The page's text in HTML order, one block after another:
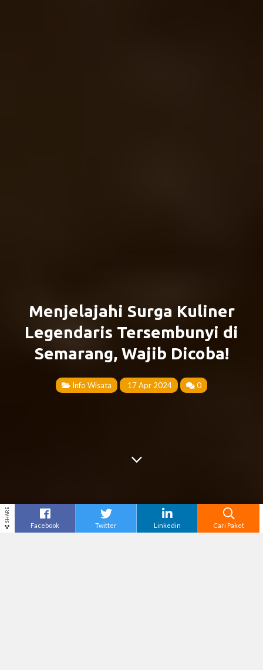
SHARE
Facebook Twitter Linkedin Cari Paket
Menjelajahi Surga Kuliner
Legendaris Tersembunyi di
Semarang, Wajib Dicoba!
Info Wisata 17 Apr 2024 0